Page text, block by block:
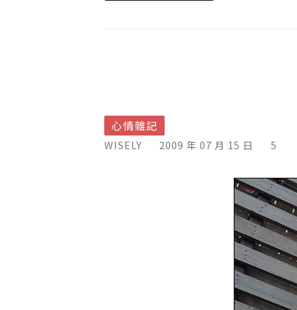
心情雜記
WISELY 2009 年 07 月 15 日 5